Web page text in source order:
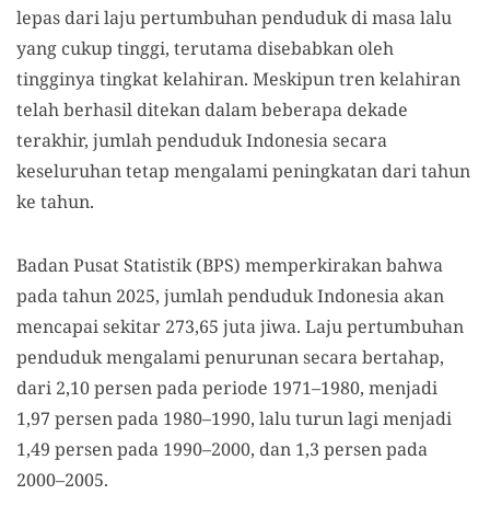
lepas dari laju pertumbuhan penduduk di masa lalu
yang cukup tinggi, terutama disebabkan oleh
tingginya tingkat kelahiran. Meskipun tren kelahiran
telah berhasil ditekan dalam beberapa dekade
terakhir, jumlah penduduk Indonesia secara
keseluruhan tetap mengalami peningkatan dari tahun
ke tahun.
Badan Pusat Statistik (BPS) memperkirakan bahwa
pada tahun 2025, jumlah penduduk Indonesia akan
mencapai sekitar 273,65 juta jiwa. Laju pertumbuhan
penduduk mengalami penurunan secara bertahap,
dari 2,10 persen pada periode 1971–1980, menjadi
1,97 persen pada 1980–1990, lalu turun lagi menjadi
1,49 persen pada 1990–2000, dan 1,3 persen pada
2000–2005.